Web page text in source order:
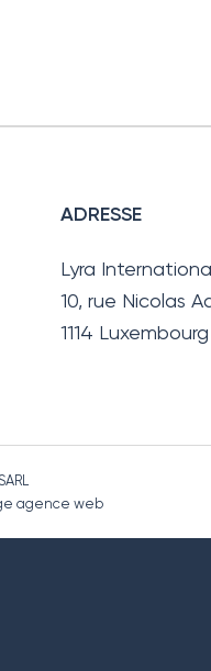
ADRESSE
Lyra
10, rue Nicolas
1114 Luxembourg
agence web